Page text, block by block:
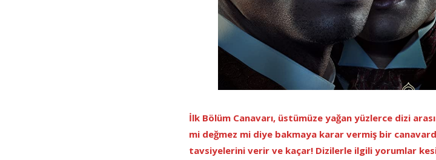
İlk Bölüm Canavarı, üstümüze yağan yüzlerce dizi
mi değmez mi diye bakmaya karar vermiş bir
tavsiyelerini verir ve kaçar! Dizilerle ilgili yorumlar